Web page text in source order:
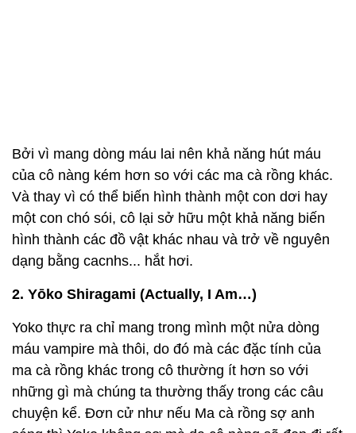
Bởi vì mang dòng máu lai nên khả năng hút máu
của cô nàng kém hơn so với các ma cà rồng khác.
Và thay vì có thể biến hình thành một con dơi hay
một con chó sói, cô lại sở hữu một khả năng biến
hình thành các đồ vật khác nhau và trở về nguyên
dạng bằng cacnhs... hắt hơi.
2. Yōko Shiragami (Actually, I Am…)
Yoko thực ra chỉ mang trong mình một nửa dòng
máu vampire mà thôi, do đó mà các đặc tính của
ma cà rồng khác trong cô thường ít hơn so với
những gì mà chúng ta thường thấy trong các câu
chuyện kể. Đơn cử như nếu Ma cà rồng sợ anh